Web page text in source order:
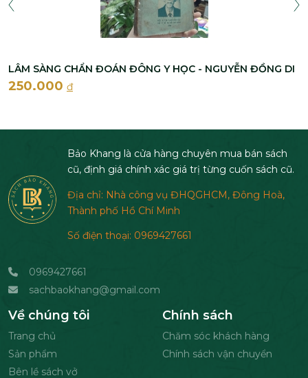
LÂM SÀNG CHẨN ĐOÁN ĐÔNG Y HỌC - NGUYỄN ĐỒNG DI
250.000 đ
Bảo Khang là cửa hàng chuyên mua bán sách
cũ, định giá chính xác giá trị từng cuốn sách cũ.
Địa chỉ: Nhà công vụ ĐHQGHCM, Đông Hoà,
Thành phố Hồ Chí Minh
Số điện thoại: 0969427661
0969427661
sachbaokhang@gmail.com
Về chúng tôi
Trang chủ
Sản phẩm
Bên lề sách vở
Chính sách
Chăm sóc khách hàng
Chính sách vận chuyển